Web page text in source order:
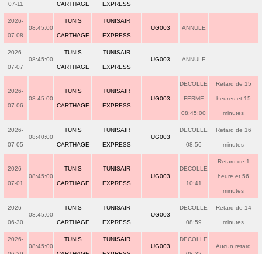
07-11 CARTHAGE EXPRESS
2026-
07-08
08:45:00
TUNIS
CARTHAGE
TUNISAIR
EXPRESS
UG003 ANNULE
2026-
07-07
08:45:00
TUNIS
CARTHAGE
TUNISAIR
EXPRESS
UG003 ANNULE
2026-
07-06
08:45:00
TUNIS
CARTHAGE
TUNISAIR
EXPRESS
UG003
DECOLLE
FERME
08:45:00
Retard de 15
heures et 15
minutes
2026-
07-05
08:40:00
TUNIS
CARTHAGE
TUNISAIR
EXPRESS
UG003
DECOLLE
08:56
Retard de 16
minutes
2026-
07-01
08:45:00
TUNIS
CARTHAGE
TUNISAIR
EXPRESS
UG003
DECOLLE
10:41
Retard de 1
heure et 56
minutes
2026-
06-30
08:45:00
TUNIS
CARTHAGE
TUNISAIR
EXPRESS
UG003
DECOLLE
08:59
Retard de 14
minutes
2026-
08:45:00
TUNIS TUNISAIR
UG003
DECOLLE
Aucun retard